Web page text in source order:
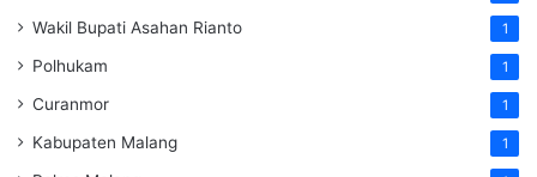
Wakil Bupati Asahan Rianto 1
Polhukam 1
Curanmor 1
Kabupaten Malang 1